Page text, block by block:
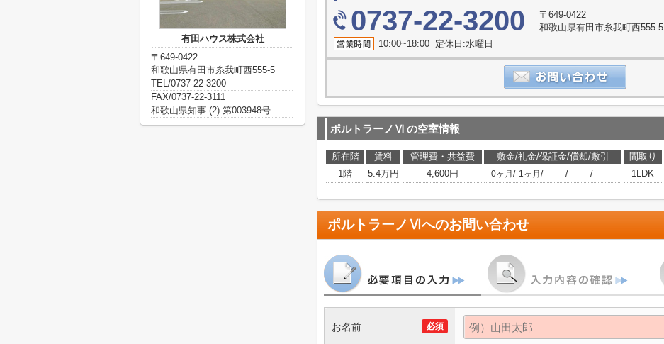
0737-22-3200
〒649-0422
和歌山県有田市糸我町西555-5
10:00~18:00 定休日:水曜日
ポルトラーノⅥ の空室情報
所在階 賃料 管理費・共益費 敷金/礼金/保証金/償却/敷引 間取り
1階
5.4万円 4,600円 0ヶ月 / 1ヶ月 / - / - / - 1LDK
ポルトラーノⅥへのお問い合わせ
必須
お名前
有田ハウス株式会社
〒649-0422
和歌山県有田市糸我町西555-5
TEL/0737-22-3200
FAX/0737-22-3111
和歌山県知事 (2) 第003948号